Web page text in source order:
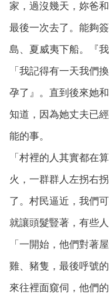
家，過沒幾天，妳爸
最後一次去了。能夠
島、夏威夷下船。『
「我記得有一天我們
孕了』。直到後來她
知道，因為她丈夫已
能的事。
「村裡的人其實都在
火，一群群人左拐右
了。村民逼近，我們
就讓頭髮豎著，有些
「一開始，他們對著
雞、豬隻，最後呼號
來往裡面窺伺，他們